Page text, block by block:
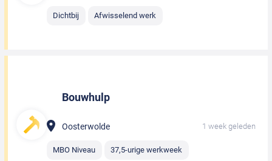
Dichtbij Afwisselend werk
Bouwhulp
Oosterwolde 1 week geleden
MBO Niveau 37,5-urige werkweek